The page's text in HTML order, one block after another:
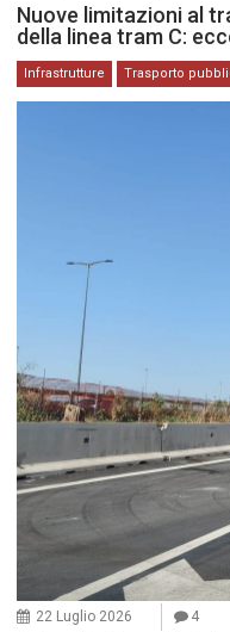
Nuove limitazioni al
della linea tram C:
Infrastrutture Trasporto
22 Luglio 2026 4